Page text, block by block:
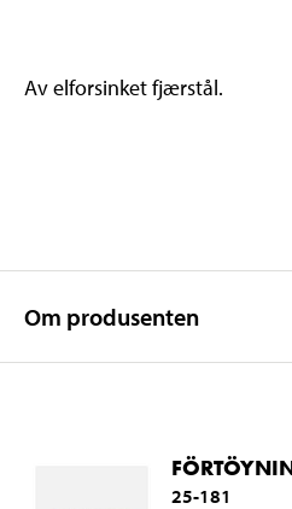
Av elforsinket fjærstål.
Om produsenten
25-181